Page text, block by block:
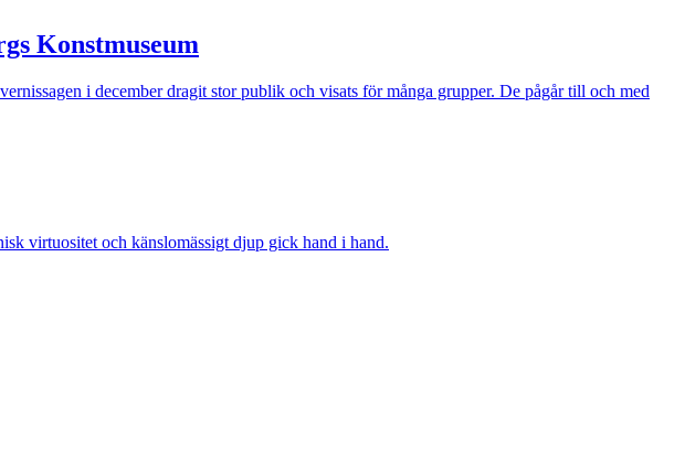
Konstmuseum
i december dragit stor publik och visats för många grupper. De pågår till och med
virtuositet och känslomässigt djup gick hand i hand.